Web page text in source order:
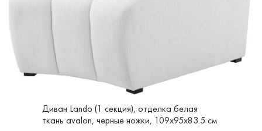
Диван Lando (1 секция), отделка белая
ткань avalon, черные ножки, 109x95x83.5 см